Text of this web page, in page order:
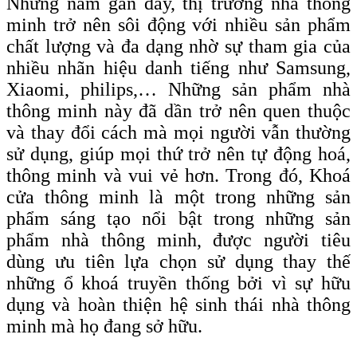
minh trở nên sôi động với nhiều sản phẩm
chất lượng và đa dạng nhờ sự tham gia của
nhiều nhãn hiệu danh tiếng như Samsung,
Xiaomi, philips,… Những sản phẩm nhà
thông minh này đã dần trở nên quen thuộc
và thay đổi cách mà mọi người vẫn thường
sử dụng, giúp mọi thứ trở nên tự động hoá,
thông minh và vui vẻ hơn. Trong đó, Khoá
cửa thông minh là một trong những sản
phẩm sáng tạo nổi bật trong những sản
phẩm nhà thông minh, được người tiêu
dùng ưu tiên lựa chọn sử dụng thay thế
những ổ khoá truyền thống bởi vì sự hữu
dụng và hoàn thiện hệ sinh thái nhà thông
minh mà họ đang sở hữu.